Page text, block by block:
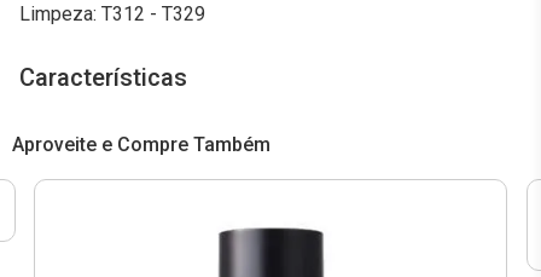
Limpeza: T312 - T329
Características
Aproveite e Compre Também